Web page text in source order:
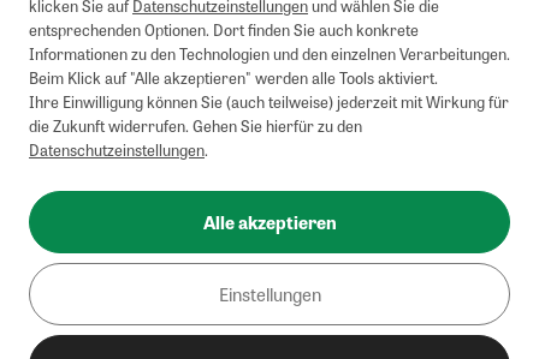
klicken Sie aufDatenschutzeinstellungenund wählen Sie die
entsprechenden Optionen. Dort finden Sie auch konkrete
Informationen zu den Technologien und den einzelnen Verarbeitungen.
Beim Klick auf "Alle akzeptieren" werden alle Tools aktiviert.
Ihre Einwilligung können Sie (auch teilweise) jederzeit mit Wirkung für
die Zukunft widerrufen. Gehen Sie hierfür zu den
Datenschutzeinstellungen.
Alle akzeptieren
Einstellungen